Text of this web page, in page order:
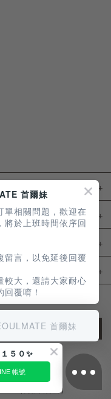
JOIN
- Fri(例假日除外)
首爾妹
單相關問題，歡迎在
將於上班時間依序回
留言，以免延後回覆
較大，還請大家耐心
覆唷！
首爾妹
５０✨
帳號